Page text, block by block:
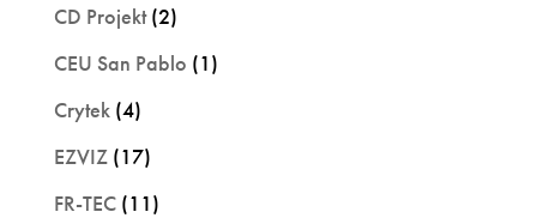
CD Projekt(2)
CEU San Pablo (1)
Crytek(4)
EZVIZ(17)
FR-TEC(11)